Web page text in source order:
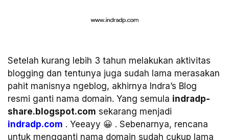
Setelah kurang lebih 3 tahun melakukan aktivitas
blogging dan tentunya juga sudah lama merasakan
pahit manisnya ngeblog, akhirnya Indra’s Blog
resmi ganti nama domain. Yang semula indradp-
share.blogspot.com sekarang menjadi
indradp.com . Yeeayy 😀 . Sebenarnya, rencana
untuk mengganti nama domain sudah cukup lama